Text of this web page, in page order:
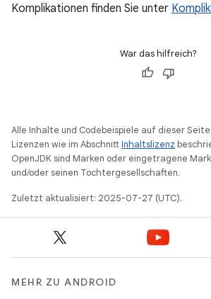
Komplikationen finden Sie unter
War das hilfreich?
Alle Inhalte und Codebeispiele auf dieser
Lizenzen wie im AbschnittInhaltslizenz
OpenJDK sind Marken oder eingetragene
und/oder seinen Tochtergesellschaften.
Zuletzt aktualisiert: 2025-07-27 (UTC).
MEHR ZU ANDROID